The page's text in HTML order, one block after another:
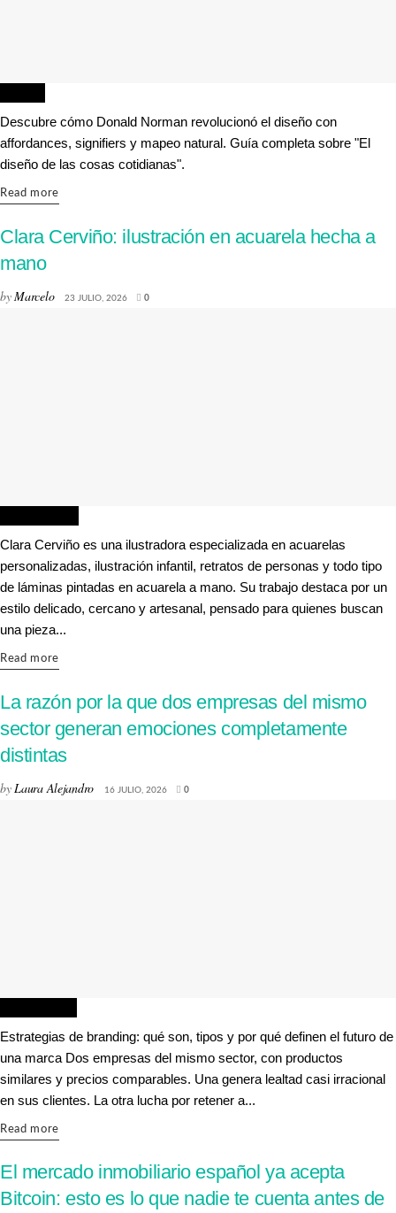
Descubre cómo Donald Norman revolucionó el diseño con
affordances, signifiers y mapeo natural. Guía completa sobre "El
diseño de las cosas cotidianas".
Read moreDetails
Clara Cerviño: ilustración en acuarela hecha a
mano
byMarcelo 23 JULIO, 2026 0
Clara Cerviño es una ilustradora especializada en acuarelas
personalizadas, ilustración infantil, retratos de personas y todo tipo
de láminas pintadas en acuarela a mano. Su trabajo destaca por un
estilo delicado, cercano y artesanal, pensado para quienes buscan
una pieza...
Read moreDetails
La razón por la que dos empresas del mismo
sector generan emociones completamente
distintas
by Laura Alejandro 16 JULIO, 2026 0
Estrategias de branding: qué son, tipos y por qué definen el futuro de
una marca Dos empresas del mismo sector, con productos
similares y precios comparables. Una genera lealtad casi irracional
en sus clientes. La otra lucha por retener a...
Read moreDetails
El mercado inmobiliario español ya acepta
Bitcoin: esto es lo que nadie te cuenta antes de